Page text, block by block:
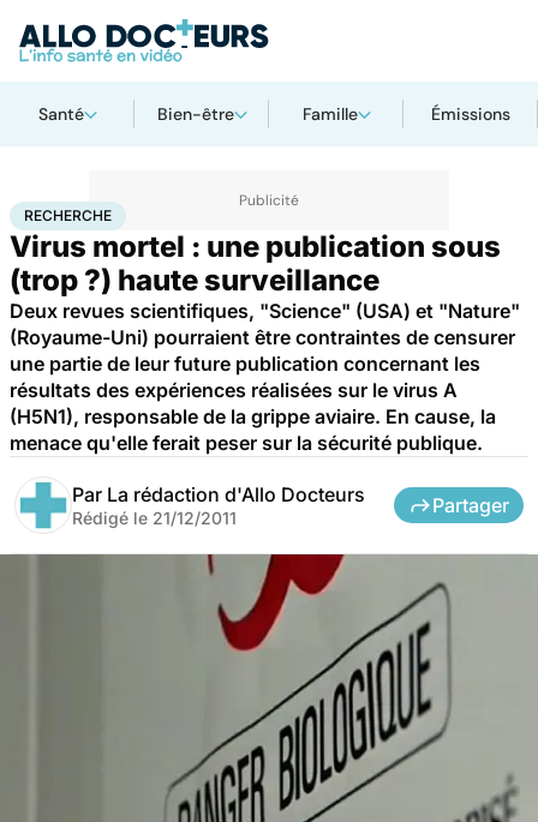
Santé Bien-être Famille Émissions
AccueilSantéMaladies Recherche
RECHERCHE
Virus mortel : une publication sous
(trop ?) haute surveillance
Deux revues scientifiques, "Science" (USA) et "Nature"
(Royaume-Uni) pourraient être contraintes de censurer
une partie de leur future publication concernant les
résultats des expériences réalisées sur le virus A
(H5N1), responsable de la grippe aviaire. En cause, la
menace qu'elle ferait peser sur la sécurité publique.
Par La rédaction d'Allo Docteurs
Rédigé le 21/12/2011
Partager